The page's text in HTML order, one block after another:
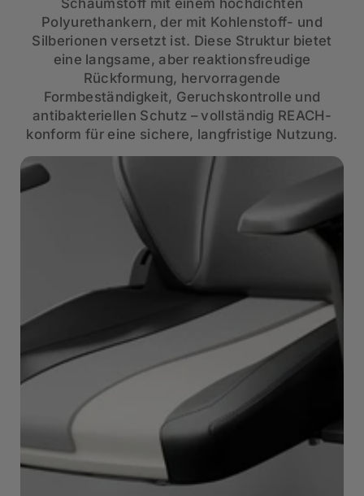
Schaumstoff mit einem hochdichten
Polyurethankern, der mit Kohlenstoff- und
Silberionen versetzt ist. Diese Struktur bietet
eine langsame, aber reaktionsfreudige
Rückformung, hervorragende
Formbeständigkeit, Geruchskontrolle und
antibakteriellen Schutz – vollständig REACH-
konform für eine sichere, langfristige Nutzung.